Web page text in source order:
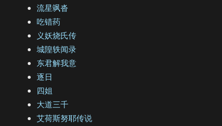
流星飒沓
吃错药
义妖烧氏传
城隍轶闻录
东君解我意
逐日
四姐
大道三千
艾荷斯努耶传说